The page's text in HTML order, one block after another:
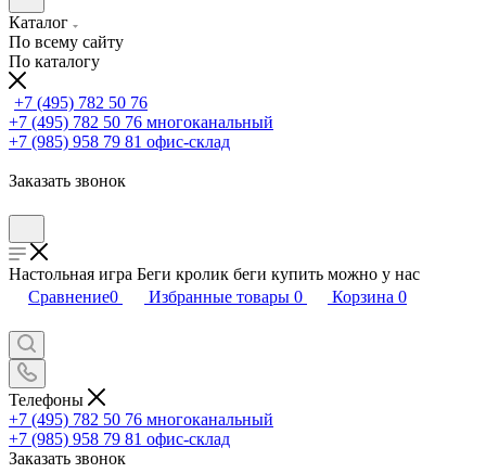
Каталог
По всему сайту
По каталогу
+7 (495) 782 50 76
+7 (495) 782 50 76 многоканальный
+7 (985) 958 79 81 офис-склад
Заказать звонок
Настольная игра Беги кролик беги купить можно у нас
Сравнение0 Избранные товары 0 Корзина 0
Телефоны
+7 (495) 782 50 76 многоканальный
+7 (985) 958 79 81 офис-склад
Заказать звонок